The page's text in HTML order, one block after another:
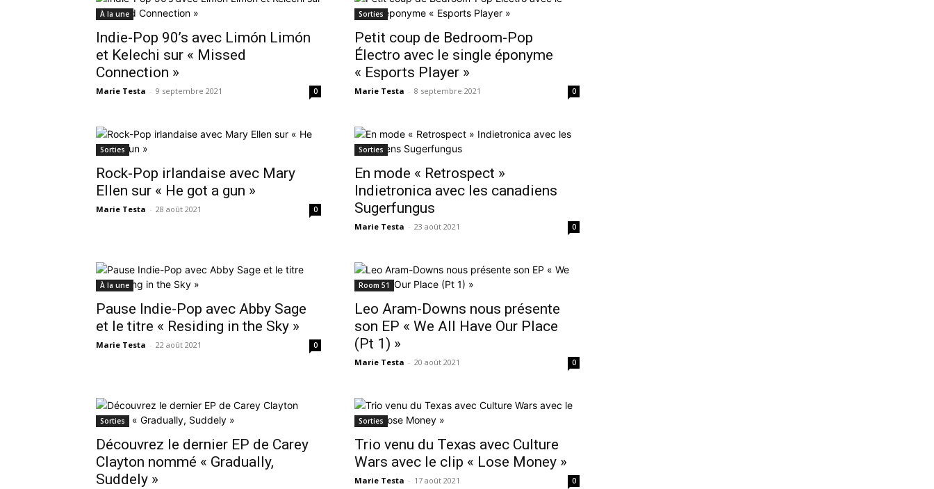
À la une
Indie-Pop 90’s avec Limón Limón
et Kelechi sur « Missed
Connection »
Marie Testa - 9 septembre 2021 0
Sorties
Petit coup de Bedroom-Pop
Électro avec le single éponyme
« Esports Player »
Marie Testa - 8 septembre 2021 0
Sorties
Rock-Pop irlandaise avec Mary
Ellen sur « He got a gun »
Marie Testa - 28 août 2021 0
Sorties
En mode « Retrospect »
Indietronica avec les canadiens
Sugerfungus
Marie Testa - 23 août 2021 0
À la une
Pause Indie-Pop avec Abby Sage
et le titre « Residing in the Sky »
Marie Testa - 22 août 2021 0
Room 51
Leo Aram-Downs nous présente
son EP « We All Have Our Place
(Pt 1) »
Marie Testa - 20 août 2021 0
Sorties
Découvrez le dernier EP de Carey
Clayton nommé « Gradually,
Suddely »
Sorties
Trio venu du Texas avec Culture
Wars avec le clip « Lose Money »
Marie Testa - 17 août 2021 0